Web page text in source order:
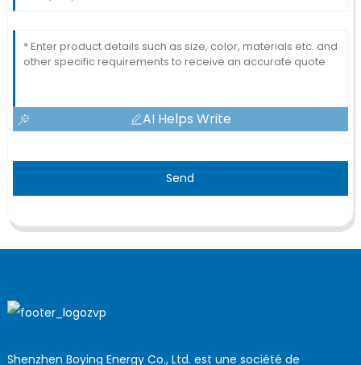
AI Helps Write
Send
Shenzhen Boying Energy Co., Ltd. est une société de